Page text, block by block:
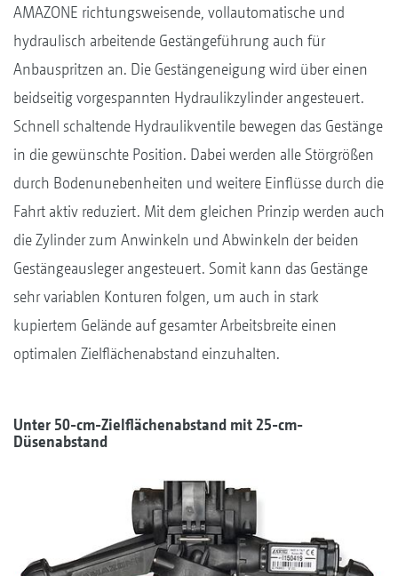
AMAZONE richtungsweisende, vollautomatische und
hydraulisch arbeitende Gestängeführung auch für
Anbauspritzen an. Die Gestängeneigung wird über einen
beidseitig vorgespannten Hydraulikzylinder angesteuert.
Schnell schaltende Hydraulikventile bewegen das Gestänge
in die gewünschte Position. Dabei werden alle Störgrößen
durch Bodenunebenheiten und weitere Einflüsse durch die
Fahrt aktiv reduziert. Mit dem gleichen Prinzip werden auch
die Zylinder zum Anwinkeln und Abwinkeln der beiden
Gestängeausleger angesteuert. Somit kann das Gestänge
sehr variablen Konturen folgen, um auch in stark
kupiertem Gelände auf gesamter Arbeitsbreite einen
optimalen Zielflächenabstand einzuhalten.
Unter 50-cm-Zielflächenabstand mit 25-cm-
Düsenabstand